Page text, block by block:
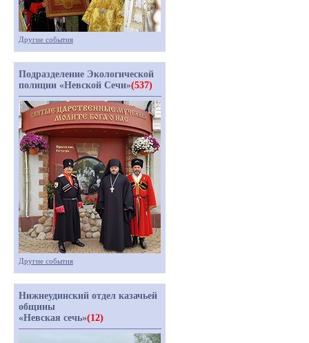
Другие события
Подразделение Экологической
полиции «Невской Сечи»(537)
Другие события
Нижнеудинский отдел казачьей
общины
«Невская сечь»(12)